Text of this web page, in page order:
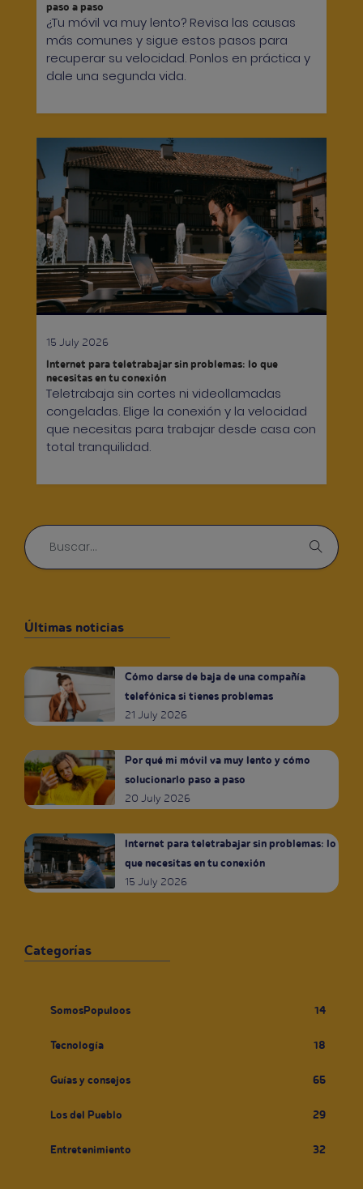
paso a paso
¿Tu móvil va muy lento? Revisa las causas
más comunes y sigue estos pasos para
recuperar su velocidad. Ponlos en práctica y
dale una segunda vida.
15 July 2026
Internet para teletrabajar sin problemas: lo que
necesitas en tu conexión
Teletrabaja sin cortes ni videollamadas
congeladas. Elige la conexión y la velocidad
que necesitas para trabajar desde casa con
total tranquilidad.
Últimas noticias
Cómo darse de baja de una compañía
telefónica si tienes problemas
21 July 2026
Por qué mi móvil va muy lento y cómo
solucionarlo paso a paso
20 July 2026
Internet para teletrabajar sin problemas: lo
que necesitas en tu conexión
15 July 2026
Categorías
SomosPopuloos 14
Tecnología 18
Guías y consejos 65
Los del Pueblo 29
Entretenimiento 32